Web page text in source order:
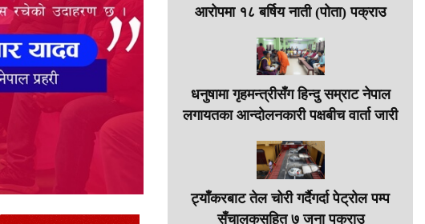
आरोपमा १८ बर्षिय नाती (पोता) पक्राउ
धनुषामा गृहमन्त्रीसँग हिन्दु सम्राट नेपाल
लगायतका आन्दोलनकारी पक्षबीच वार्ता जारी
ट्याँकरबाट तेल चोरी गर्दैगर्दा पेट्रोल पम्प
सँचालकसहित ७ जना पक्राउ